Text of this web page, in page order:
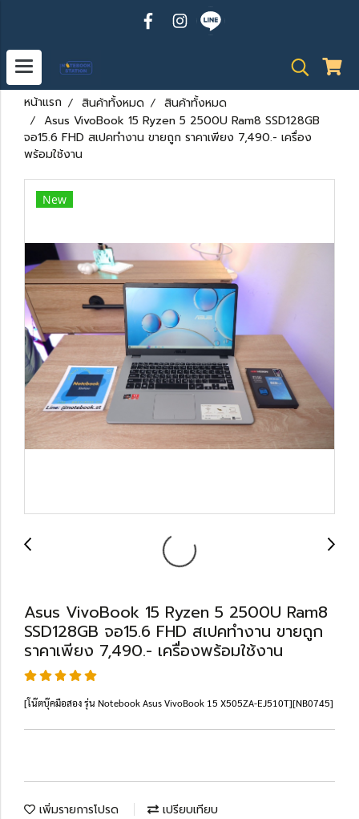
หน้าแรก สินค้าทั้งหมด
สินค้าทั้งหมด
Asus VivoBook 15 Ryzen 5 2500U Ram8 SSD128GB
จอ15.6 FHD สเปคทำงาน ขายถูก ราคาเพียง 7,490.- เครื่อง
พร้อมใช้งาน
New
Asus VivoBook 15 Ryzen 5 2500U Ram8
SSD128GB จอ15.6 FHD สเปคทำงาน ขายถูก
ราคาเพียง 7,490.- เครื่องพร้อมใช้งาน
[โน๊ตบุ๊คมือสอง รุ่น Notebook Asus VivoBook 15 X505ZA-EJ510T][NB0745]
เพิ่มรายการโปรด เปรียบเทียบ